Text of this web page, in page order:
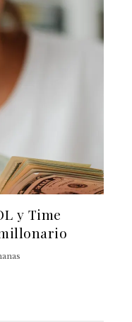
y Time